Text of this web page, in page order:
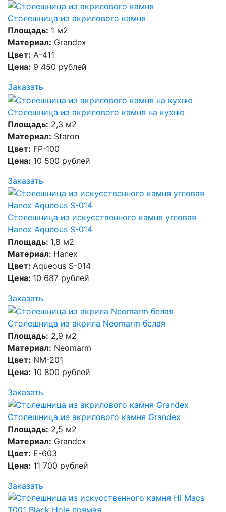
Столешница из акрилового камня
Площадь: 1 м2
Материал: Grandex
Цвет: A-411
Цена: 9 450 рублей
Заказать
Столешница из акрилового камня на кухню
Площадь: 2,3 м2
Материал: Staron
Цвет: FP-100
Цена: 10 500 рублей
Заказать
Столешница из искусственного камня угловая
Hanex Aqueous S-014
Площадь: 1,8 м2
Материал: Hanex
Цвет: Aqueous S-014
Цена: 10 687 рублей
Заказать
Столешница из акрила Neomarm белая
Площадь: 2,9 м2
Материал: Neomarm
Цвет: NM-201
Цена: 10 800 рублей
Заказать
Столешница из акрилового камня Grandex
Площадь: 2,5 м2
Материал: Grandex
Цвет: E-603
Цена: 11 700 рублей
Заказать